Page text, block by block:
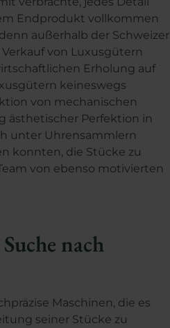
Endprodukt vollkommen
außerhalb der Schweizer
von Luxusgütern
Erholung auf
keineswegs
von mechanischen
ästhetischer Perfektion in
unter Uhrensammlern
konnten, die Stücke zu
von ebenso motivierten
nach
Maschinen, die es
seiner Stücke zu